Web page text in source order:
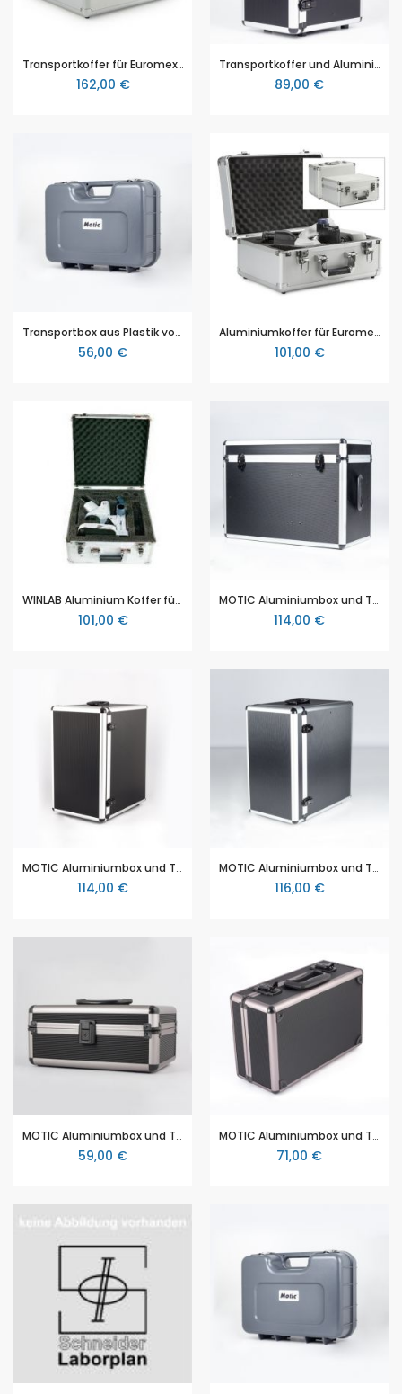
Transportkoffer für Euromex Oxion Mikroskope (OX.3011) aus Aluminium
162,00 €
Transportkoffer und Aluminiumbox von MOTIC
89,00 €
Transportbox aus Plastik von MOTIC (für SFC100 und F11 Serie)
56,00 €
Aluminiumkoffer für Euromex BioBlue und EcoBlue Mikroskope
101,00 €
WINLAB Aluminium Koffer für Stereo Mikroskop HPS 123/124 und HPS Digital
101,00 €
MOTIC Aluminiumbox und Transportkoffer für MOTIC Mikroskope (SILVER150 Serie, SILVER 250 Serie, BA210 Serie, BA310 Serie, BA310 MET Serie)
114,00 €
MOTIC Aluminiumbox und Transportkoffer für MOTIC Mikroskope (SMZ 170 Serie)
114,00 €
MOTIC Aluminiumbox und Transportkoffer für MOTIC Mikroskope (MOTIC Panthera)
116,00 €
MOTIC Aluminiumbox und Transportkoffer für MOTIC Moticam (Moticam A1, A2, A5, A8, A16, X5, S1, S3, S6, S12, S20, Pro S5 Lite, Pro S5 Plus)
59,00 €
MOTIC Aluminiumbox und Transportkoffer für MOTIC Moticam (Moticam 1080)
71,00 €